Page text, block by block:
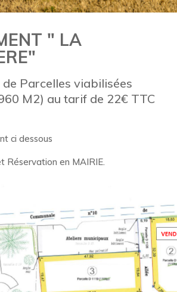
" LA
de Parcelles viabilisées
M2) au tarif de 22€ TTC
ci dessous
Réservation en MAIRIE.